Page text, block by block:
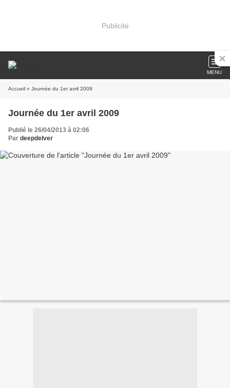
Publicité
MENU
Accueil » Journée du 1er avril 2009
Journée du 1er avril 2009
Publié le 26/04/2013 à 02:06
Par deepdelver